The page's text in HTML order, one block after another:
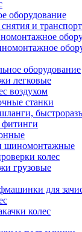
оборудование
и
оборудование
легковые
воздухом
станки
фитинги
шиномонтажные
колес
грузовые
для
колес